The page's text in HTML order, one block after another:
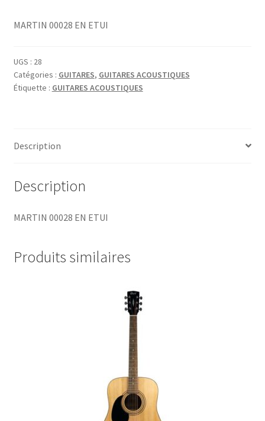
MARTIN 00028 EN ETUI
UGS : 28
Catégories : GUITARES, GUITARES ACOUSTIQUES
Étiquette : GUITARES ACOUSTIQUES
Description
Description
MARTIN 00028 EN ETUI
Produits similaires